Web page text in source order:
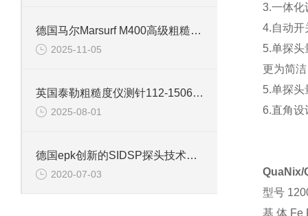
德国马尔Marsurf M400高级粗糙度仪信息
2025-11-05
英国泰勒粗糙度仪测针112-1506信息
2025-08-01
德国epk创新的SIDSP探头技术有何优势？
2020-07-03
3.一体化
4.自动开
5.单探
更为简
5.单探头
6.直角设
QuaNix/
型号
基 体 Fe